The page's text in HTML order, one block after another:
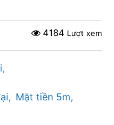
4184 Lượt xem
Mặt tiền 5m